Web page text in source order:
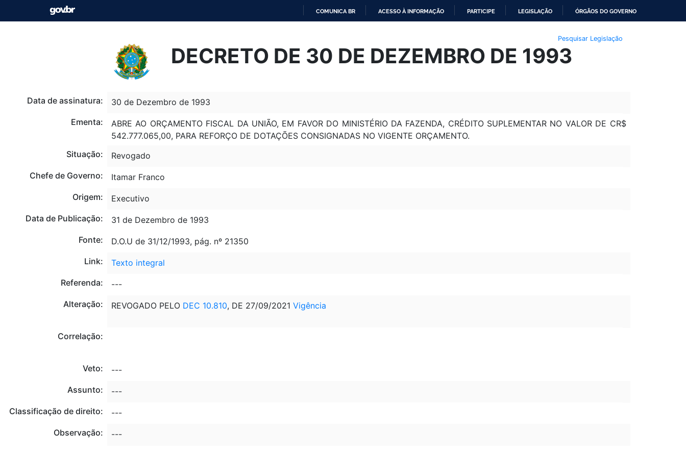
O
CONTEÚDO
COMUNICA BR ACESSO À INFORMAÇÃO PARTICIPE LEGISLAÇÃO ÓRGÃOS DO GOVERNO
Pesquisar Legislação
DECRETO DE 30 DE DEZEMBRO DE 1993
Data de assinatura:
30 de Dezembro de 1993
Ementa:
ABRE AO ORÇAMENTO FISCAL DA UNIÃO, EM FAVOR DO MINISTÉRIO DA FAZENDA, CRÉDITO SUPLEMENTAR NO VALOR DE CR$
542.777.065,00, PARA REFORÇO DE DOTAÇÕES CONSIGNADAS NO VIGENTE ORÇAMENTO.
Situação:
Revogado
Chefe de Governo:
Itamar Franco
Origem:
Executivo
Data de Publicação:
31 de Dezembro de 1993
Fonte:
D.O.U de 31/12/1993, pág. nº 21350
Link:
Texto integral
Referenda:
---
Alteração:
REVOGADO PELO DEC 10.810, DE 27/09/2021 Vigência
Correlação:
Veto:
---
Assunto:
---
Classificação de direito:
---
Observação:
---